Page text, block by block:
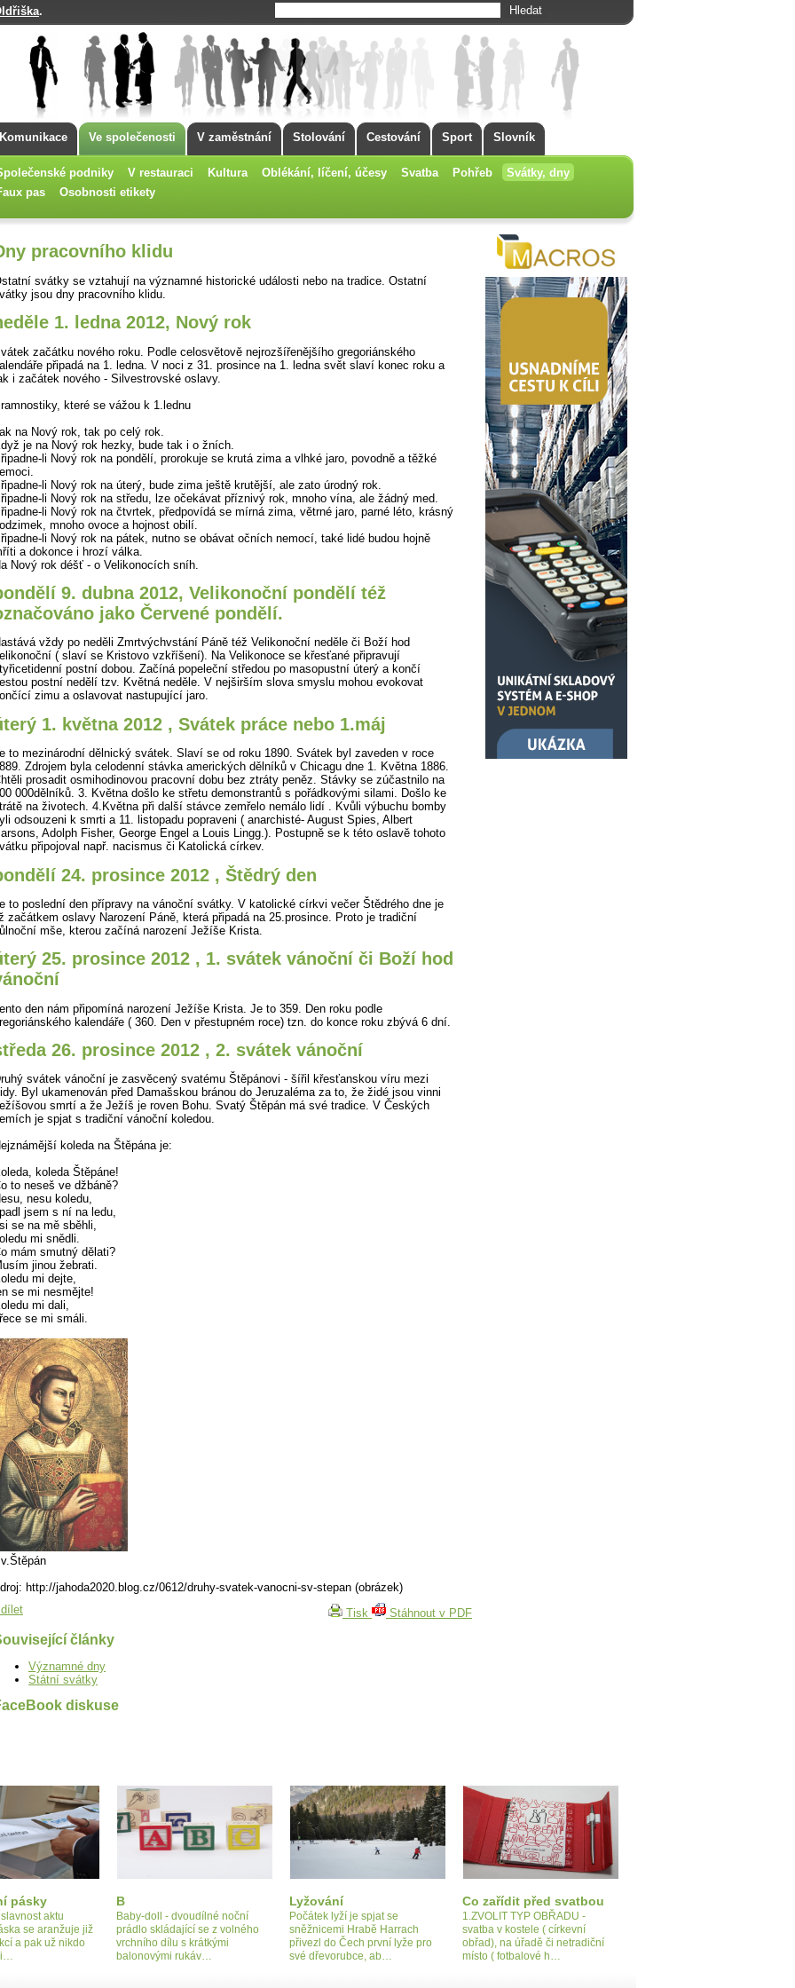
.
Komunikace Ve společenosti V zaměstnání Stolování Cestování Sport Slovník
podniky V restauraci Kultura Oblékání, líčení, účesy Svatba Pohřeb
Svátky, dny
pas
Osobnosti etikety
pracovního klidu
svátky se vztahují na významné historické události nebo na tradice. Ostatní
jsou dny pracovního klidu.
1. ledna 2012, Nový rok
začátku nového roku. Podle celosvětově nejrozšířenějšího gregoriánského
připadá na 1. ledna. V noci z 31. prosince na 1. ledna svět slaví konec roku a
i začátek nového - Silvestrovské oslavy.
které se vážou k 1.lednu
na Nový rok, tak po celý rok.
je na Nový rok hezky, bude tak i o žních.
li Nový rok na pondělí, prorokuje se krutá zima a vlhké jaro, povodně a těžké
li Nový rok na úterý, bude zima ještě krutější, ale zato úrodný rok.
li Nový rok na středu, lze očekávat příznivý rok, mnoho vína, ale žádný med.
li Nový rok na čtvrtek, předpovídá se mírná zima, větrné jaro, parné léto, krásný
mnoho ovoce a hojnost obilí.
li Nový rok na pátek, nutno se obávat očních nemocí, také lidé budou hojně
a dokonce i hrozí válka.
Nový rok déšť - o Velikonocích sníh.
9. dubna 2012, Velikonoční pondělí též
jako Červené pondělí.
vždy po neděli Zmrtvýchvstání Páně též Velikonoční neděle či Boží hod
( slaví se Kristovo vzkříšení). Na Velikonoce se křesťané připravují
postní dobou. Začíná popeleční středou po masopustní úterý a končí
postní nedělí tzv. Květná neděle. V nejširším slova smyslu mohou evokovat
zimu a oslavovat nastupující jaro.
1. května 2012 , Svátek práce nebo 1.máj
to mezinárodní dělnický svátek. Slaví se od roku 1890. Svátek byl zaveden v roce
Zdrojem byla celodenní stávka amerických dělníků v Chicagu dne 1. Května 1886.
prosadit osmihodinovou pracovní dobu bez ztráty peněz. Stávky se zúčastnilo na
000dělníků. 3. Května došlo ke střetu demonstrantů s pořádkovými silami. Došlo ke
na životech. 4.Května při další stávce zemřelo nemálo lidí . Kvůli výbuchu bomby
odsouzeni k smrti a 11. listopadu popraveni ( anarchisté- August Spies, Albert
Adolph Fisher, George Engel a Louis Lingg.). Postupně se k této oslavě tohoto
připojoval např. nacismus či Katolická církev.
24. prosince 2012 , Štědrý den
to poslední den přípravy na vánoční svátky. V katolické církvi večer Štědrého dne je
začátkem oslavy Narození Páně, která připadá na 25.prosince. Proto je tradiční
mše, kterou začíná narození Ježíše Krista.
25. prosince 2012 , 1. svátek vánoční či Boží hod
den nám připomíná narození Ježíše Krista. Je to 359. Den roku podle
kalendáře ( 360. Den v přestupném roce) tzn. do konce roku zbývá 6 dní.
26. prosince 2012 , 2. svátek vánoční
svátek vánoční je zasvěcený svatému Štěpánovi - šířil křesťanskou víru mezi
Byl ukamenován před Damašskou bránou do Jeruzaléma za to, že židé jsou vinni
smrtí a že Ježíš je roven Bohu. Svatý Štěpán má své tradice. V Českých
je spjat s tradiční vánoční koledou.
koleda na Štěpána je:
koleda Štěpáne!
to neseš ve džbáně?
nesu koledu,
jsem s ní na ledu,
se na mě sběhli,
mi snědli.
mám smutný dělati?
jinou žebrati.
mi dejte,
se mi nesmějte!
mi dali,
se mi smáli.
http://jahoda2020.blog.cz/0612/druhy-svatek-vanocni-sv-stepan (obrázek)
Tisk Stáhnout v PDF
články
Významné dny
Státní svátky
diskuse
pásky
aktu
se aranžuje již
a pak už nikdo
B
Baby-doll - dvoudílné noční
prádlo skládající se z volného
vrchního dílu s krátkými
balonovými rukáv…
Lyžování
Počátek lyží je spjat se
sněžnicemi Hrabě Harrach
přivezl do Čech první lyže pro
své dřevorubce, ab…
Co zařídit před svatbou
1.ZVOLIT TYP OBŘADU -
svatba v kostele ( církevní
obřad), na úřadě či netradiční
místo ( fotbalové h…